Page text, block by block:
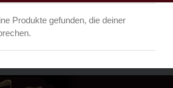
Produkte gefunden, die deiner